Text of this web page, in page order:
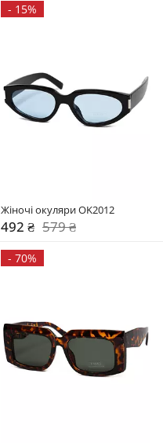
- 15%
Жіночі окуляри OK2012
492 ₴ 579 ₴
- 70%